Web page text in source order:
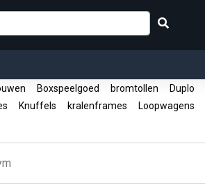
Boxspeelgoed bromtollen Duplo
Knuffels kralenframes Loopwagens